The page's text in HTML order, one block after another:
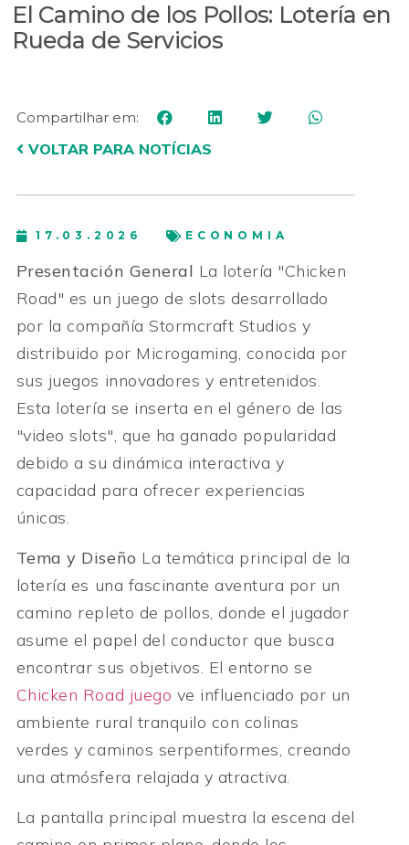
El Camino de los Pollos: Lotería en
Rueda de Servicios
Compartilhar em:
VOLTAR PARA NOTÍCIAS
17.03.2026 ECONOMIA
Presentación General La lotería "Chicken
Road" es un juego de slots desarrollado
por la compañía Stormcraft Studios y
distribuido por Microgaming, conocida por
sus juegos innovadores y entretenidos.
Esta lotería se inserta en el género de las
"video slots", que ha ganado popularidad
debido a su dinámica interactiva y
capacidad para ofrecer experiencias
únicas.
Tema y Diseño La temática principal de la
lotería es una fascinante aventura por un
camino repleto de pollos, donde el jugador
asume el papel del conductor que busca
encontrar sus objetivos. El entorno se
Chicken Road juego ve influenciado por un
ambiente rural tranquilo con colinas
verdes y caminos serpentiformes, creando
una atmósfera relajada y atractiva.
La pantalla principal muestra la escena del